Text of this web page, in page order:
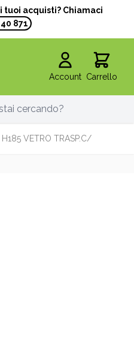
tuoi acquisti? Chiamaci
871
Account Carrello
VETRO TRASP.C/